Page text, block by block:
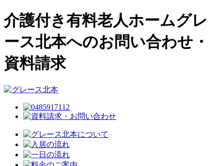
介護付き有料老人ホームグレ
ース北本へのお問い合わせ・
資料請求